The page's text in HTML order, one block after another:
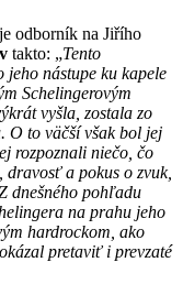
odborník na Jiřího
takto: „Tento
nástupe ku kapele
Schelingerovým
vyšla, zostala zo
O to väčší však bol jej
rozpoznali niečo, čo
dravosť a pokus o zvuk,
dnešného pohľadu
na prahu jeho
hardrockom, ako
pretaviť i prevzaté